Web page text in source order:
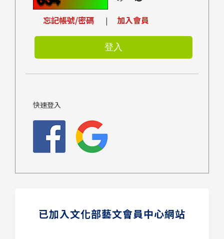
忘記帳號/密碼 | 加入會員
快速登入
已加入文化部藝文會員中心網站